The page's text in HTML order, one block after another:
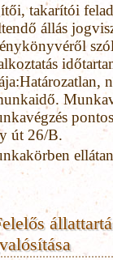
takarítói
állás
út 26/B.